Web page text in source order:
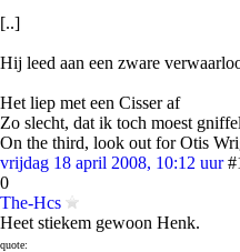
[..]
Hij leed aan een zware
Het liep met een Cisser af
Zo slecht, dat ik toch moest
On the third, look out for Otis
vrijdag 18 april 2008, 10:12 uur
0
The-Hcs
Heet stiekem gewoon Henk.
quote: